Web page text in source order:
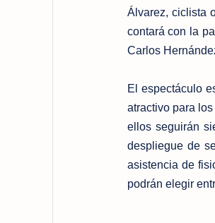
Álvarez, ciclista
contará con la
Carlos
El espectáculo
atractivo para
ellos seguirán
despliegue de
asistencia de
podrán elegir